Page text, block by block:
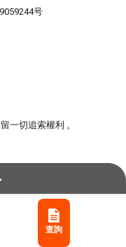
查詢
号
一切追索權利 。